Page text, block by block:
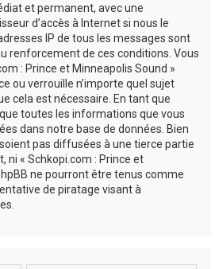
et permanent, avec une
d’accès à Internet si nous le
IP de tous les messages sont
renforcement de ces conditions. Vous
: Prince et Minneapolis Sound »
ou verrouille n’importe quel sujet
cela est nécessaire. En tant que
toutes les informations que vous
dans notre base de données. Bien
pas diffusées à une tierce partie
ni « Schkopi.com : Prince et
ne pourront être tenus comme
de piratage visant à